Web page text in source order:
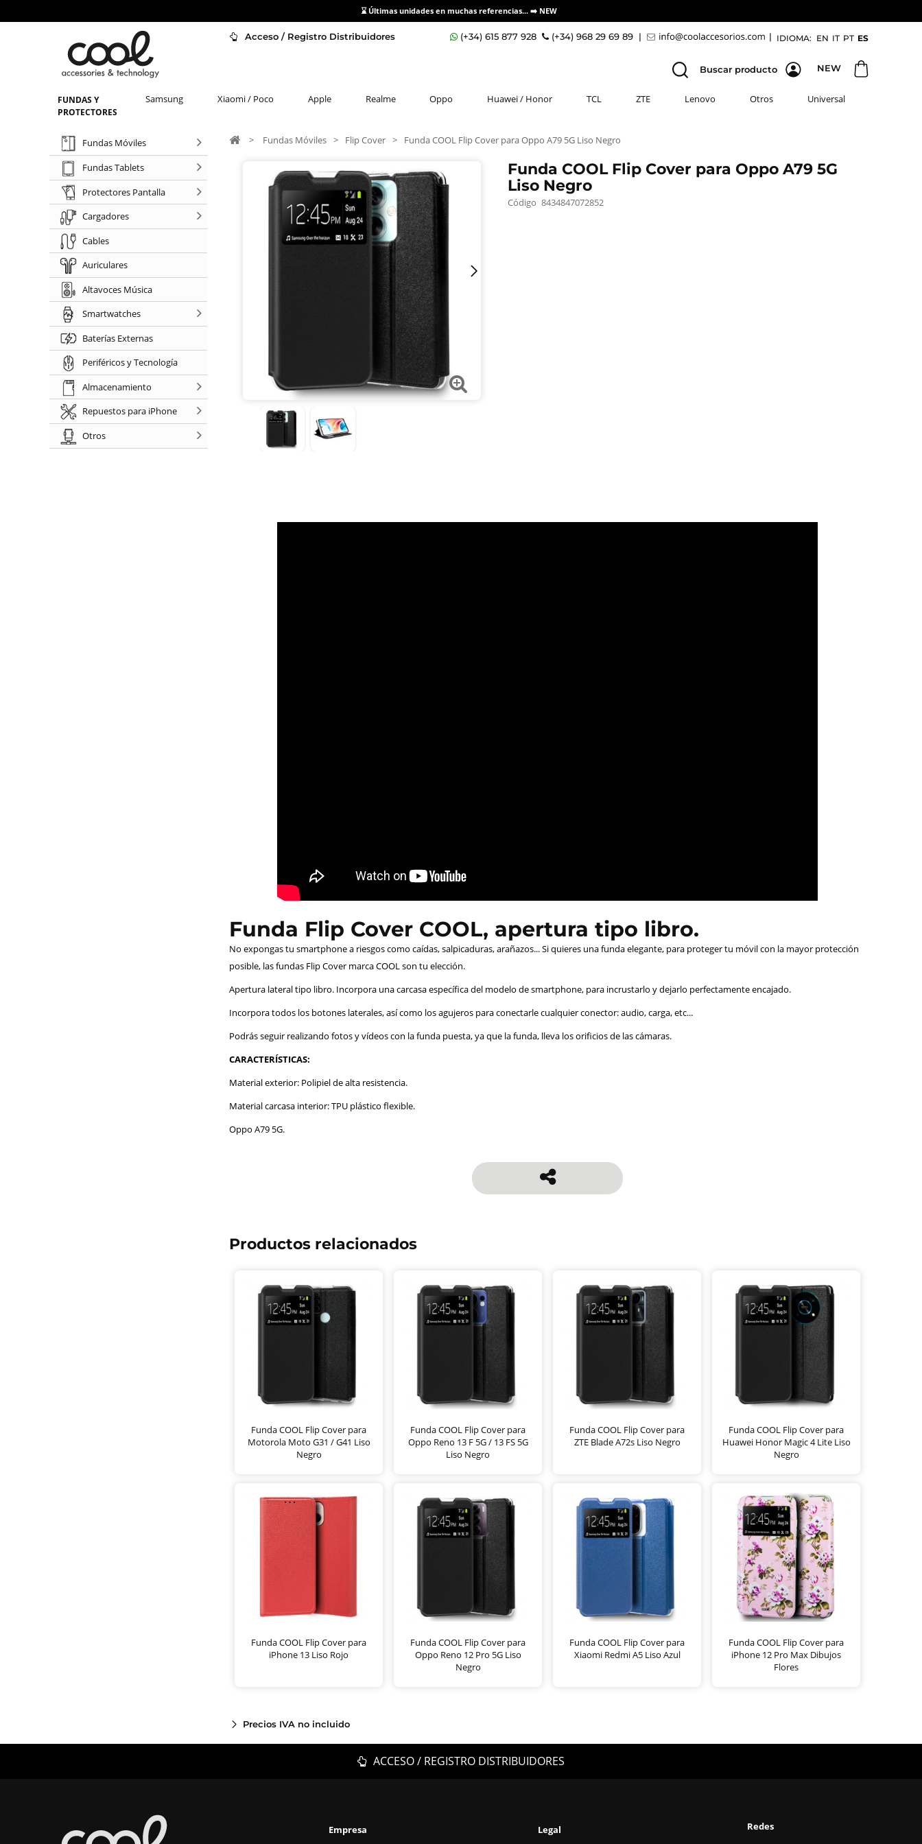
⌛ Últimas unidades en muchas referencias... ➡️ NEW
Acceso / Registro Distribuidores IDIOMA: EN IT PT ES
(+34) 615 877 928 (+34) 968 29 69 89 | |
NEW
Buscar producto
FUNDAS Y
PROTECTORES
Samsung Xiaomi / Poco Apple Realme Oppo Huawei / Honor TCL ZTE Lenovo Otros Universal
Fundas Móviles
Fundas Tablets
Protectores Pantalla
Cargadores
Cables
Auriculares
Altavoces Música
Smartwatches
Baterías Externas
Periféricos y Tecnología
Almacenamiento
Repuestos para iPhone
Otros
> Fundas Móviles > Flip Cover > Funda COOL Flip Cover para Oppo A79 5G Liso Negro
Funda COOL Flip Cover para Oppo A79 5G
Liso Negro
Código 8434847072852
Funda Flip Cover COOL, apertura tipo libro.
No expongas tu smartphone a riesgos como caídas, salpicaduras, arañazos... Si quieres una funda elegante, para proteger tu móvil con la mayor protección
posible, las fundas Flip Cover marca COOL son tu elección.
Apertura lateral tipo libro. Incorpora una carcasa específica del modelo de smartphone, para incrustarlo y dejarlo perfectamente encajado.
Incorpora todos los botones laterales, así como los agujeros para conectarle cualquier conector: audio, carga, etc...
Podrás seguir realizando fotos y vídeos con la funda puesta, ya que la funda, lleva los orificios de las cámaras.
CARACTERÍSTICAS:
Material exterior: Polipiel de alta resistencia.
Material carcasa interior: TPU plástico flexible.
Oppo A79 5G.
Productos relacionados
Funda COOL Flip Cover para
Motorola Moto G31 / G41 Liso
Negro
Funda COOL Flip Cover para
Oppo Reno 13 F 5G / 13 FS 5G
Liso Negro
Funda COOL Flip Cover para
ZTE Blade A72s Liso Negro
Funda COOL Flip Cover para
Huawei Honor Magic 4 Lite Liso
Negro
Funda COOL Flip Cover para
iPhone 13 Liso Rojo
Funda COOL Flip Cover para
Oppo Reno 12 Pro 5G Liso
Negro
Funda COOL Flip Cover para
Xiaomi Redmi A5 Liso Azul
Funda COOL Flip Cover para
iPhone 12 Pro Max Dibujos
Flores
Precios IVA no incluido
ACCESO / REGISTRO DISTRIBUIDORES
Empresa Legal Redes